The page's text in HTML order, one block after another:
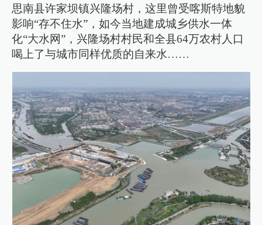
思南县许家坝镇兴隆场村，这里曾受喀斯特地貌
影响“存不住水”，如今当地建成城乡供水一体
化“大水网”，兴隆场村村民和全县64万农村人口
喝上了与城市同样优质的自来水……